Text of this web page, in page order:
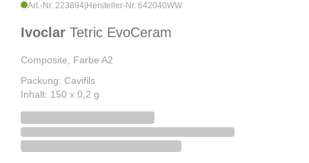
Art.-Nr. 223894 Hersteller-Nr. 642040WW
Ivoclar Tetric EvoCeram
Composite, Farbe A2
Packung: Cavifils
Inhalt: 150 x 0,2 g